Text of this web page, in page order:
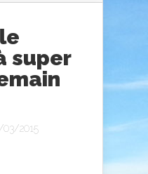
super
03/2015